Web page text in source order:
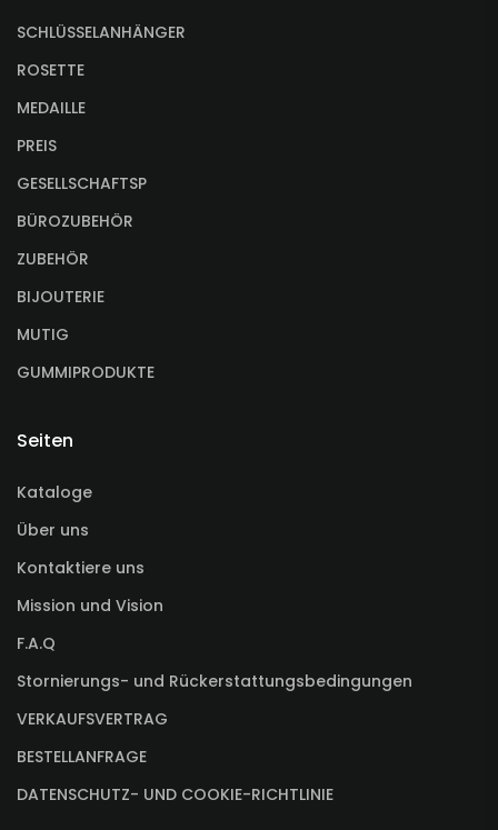
SCHLÜSSELANHÄNGER
ROSETTE
MEDAILLE
PREIS
GESELLSCHAFTSP
BÜROZUBEHÖR
ZUBEHÖR
BIJOUTERIE
MUTIG
GUMMIPRODUKTE
Seiten
Kataloge
Über uns
Kontaktiere uns
Mission und Vision
F.A.Q
Stornierungs- und Rückerstattungsbedingungen
VERKAUFSVERTRAG
BESTELLANFRAGE
DATENSCHUTZ- UND COOKIE-RICHTLINIE